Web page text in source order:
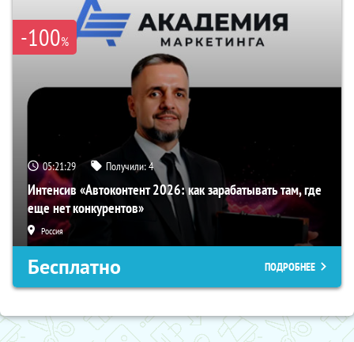
-100%
05:21:28 Получили:4
Интенсив «Автоконтент 2026: как зарабатывать там, где
еще нет конкурентов»
Россия
Бесплатно ПОДРОБНЕЕ